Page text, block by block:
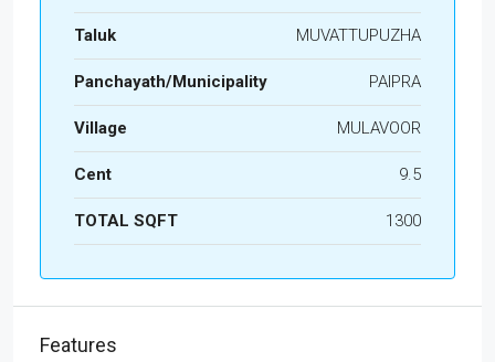
Taluk MUVATTUPUZHA
Panchayath/Municipality PAIPRA
Village MULAVOOR
Cent 9.5
TOTAL SQFT 1300
Features